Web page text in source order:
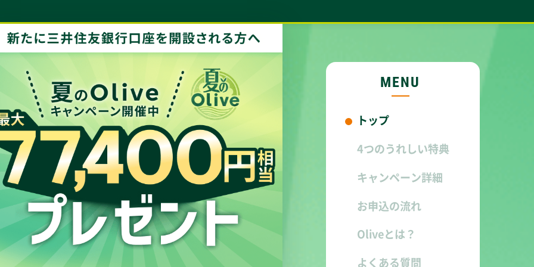
MENU
トップ
4つのうれしい特典
キャンペーン詳細
お申込の流れ
Oliveとは？
よくある質問